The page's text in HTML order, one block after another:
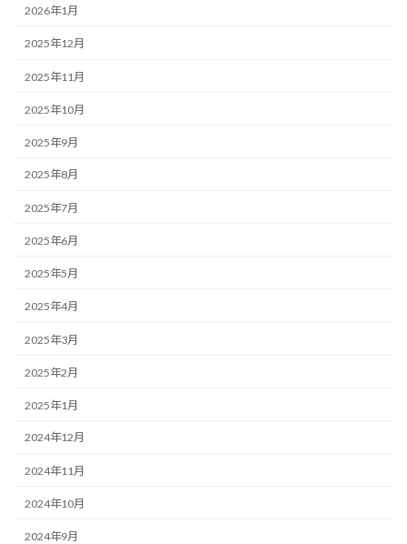
2026年1月
2025年12月
2025年11月
2025年10月
2025年9月
2025年8月
2025年7月
2025年6月
2025年5月
2025年4月
2025年3月
2025年2月
2025年1月
2024年12月
2024年11月
2024年10月
2024年9月